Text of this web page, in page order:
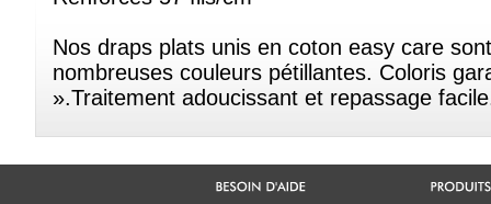
Nos draps plats unis en coton easy care
nombreuses couleurs pétillantes. Coloris
».Traitement adoucissant et repassage